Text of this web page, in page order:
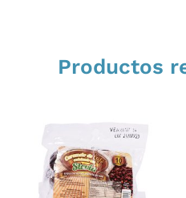
Productos